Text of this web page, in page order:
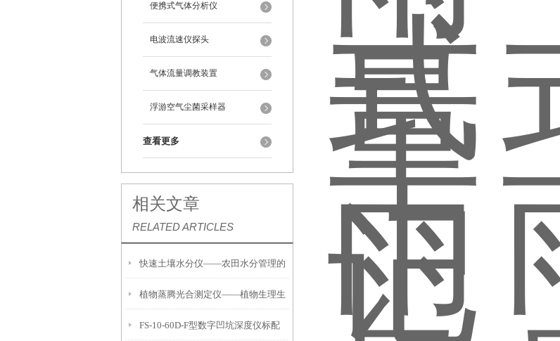
便携式气体分析仪
电波流速仪探头
气体流量调教装置
浮游空气尘菌采样器
查看更多
相关文章
RELATED ARTICLES
快速土壤水分仪——农田水分管理的
便携式检测工具
植物蒸腾光合测定仪——植物生理生
态的实时监测设备
FS-10-60D-F型数字凹坑深度仪标配